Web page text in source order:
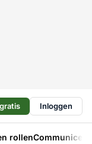
Inloggen
rollen